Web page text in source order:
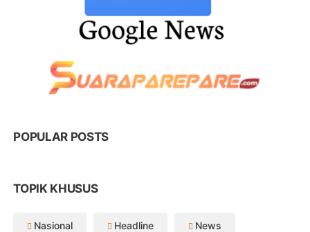
POPULAR POSTS
TOPIK KHUSUS
Nasional Headline News